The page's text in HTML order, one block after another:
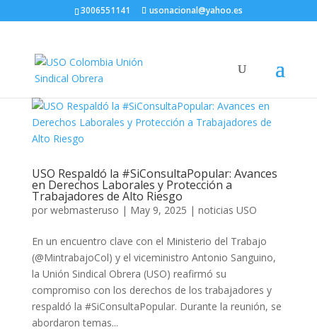
3006551141 usonacional@yahoo.es
USO Respaldó la #SiConsultaPopular: Avances
en Derechos Laborales y Protección a
Trabajadores de Alto Riesgo
por webmasteruso | May 9, 2025 | noticias USO
En un encuentro clave con el Ministerio del Trabajo
(@MintrabajoCol) y el viceministro Antonio Sanguino,
la Unión Sindical Obrera (USO) reafirmó su
compromiso con los derechos de los trabajadores y
respaldó la #SiConsultaPopular. Durante la reunión, se
abordaron temas...